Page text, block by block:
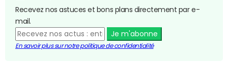
Recevez nos astuces et bons plans directement par e-
mail.
Je m'abonne
En savoir plus sur notre politique de confidentialité